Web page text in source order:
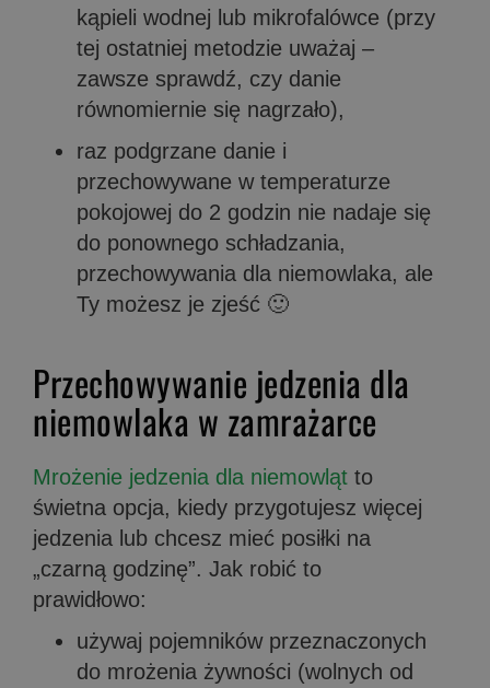
kąpieli wodnej lub mikrofalówce (przy
tej ostatniej metodzie uważaj –
zawsze sprawdź, czy danie
równomiernie się nagrzało),
raz podgrzane danie i
przechowywane w temperaturze
pokojowej do 2 godzin nie nadaje się
do ponownego schładzania,
przechowywania dla niemowlaka, ale
Ty możesz je zjeść 🙂
Przechowywanie jedzenia dla
niemowlaka w zamrażarce
Mrożenie jedzenia dla niemowląt to
świetna opcja, kiedy przygotujesz więcej
jedzenia lub chcesz mieć posiłki na
„czarną godzinę”. Jak robić to
prawidłowo:
używaj pojemników przeznaczonych
do mrożenia żywności (wolnych od